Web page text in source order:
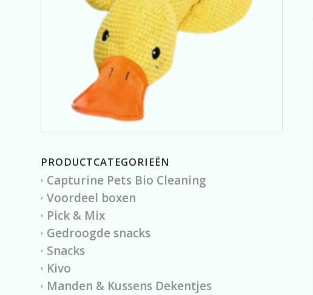
PRODUCTCATEGORIEËN
Capturine Pets Bio Cleaning
Voordeel boxen
Pick & Mix
Gedroogde snacks
Snacks
Kivo
Manden & Kussens Dekentjes